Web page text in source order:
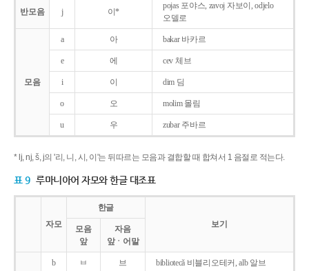
반모음 j 이*
pojas 포야스, zavoj 자보이, odjelo
오델로
모음
a 아 bakar 바카르
e 에 cev 체브
i 이 dim 딤
o 오 molim 몰림
u 우 zubar 주바르
* lj, nj, š, j의 '리, 니, 시, 이'는 뒤따르는 모음과 결합할 때 합쳐서 1 음절로 적는다.
표 9 루마니아어 자모와 한글 대조표
자모
한글
보기
모음
앞
자음
앞ㆍ어말
b ㅂ 브 bibliotecǎ 비블리오테커, alb 알브